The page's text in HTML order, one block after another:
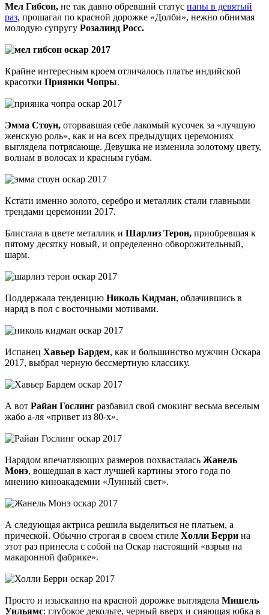
Мел Гибсон, не так давно обревший статус папы в девятый
раз, прошагал по красной дорожке «Долби», нежно обнимая
молодую супругу Розалинд Росс.
Крайне интересным кроем отличалось платье индийской
красотки Приянки Чопры.
Эмма Стоун, оторвавшая себе лакомый кусочек за «лучшую
женскую роль», как и на всех предыдущих церемониях
выглядела потрясающе. Девушка не изменила золотому цвету,
волнам в волосах и красным губам.
Кстати именно золото, серебро и металлик стали главными
трендами церемонии 2017.
Блистала в цвете металлик и Шарлиз Терон, приобревшая к
пятому десятку новый, и определенно обворожительный,
шарм.
Поддержала тенденцию Николь Кидман, облачившись в
наряд в пол с восточными мотивами.
Испанец Хавьер Бардем, как и большинство мужчин Оскара
2017, выбрал черную бессмертную классику.
А вот Райан Гослинг разбавил свой смокинг весьма веселым
жабо а-ля «привет из 80-х».
Нарядом впечатляющих размеров похвасталась Жанель
Монэ, вошедшая в каст лучшей картины этого года по
мнению киноакадемии «Лунный свет».
А следующая актриса решила выделиться не платьем, а
прической. Обычно строгая в своем стиле Холли Берри на
этот раз принесла с собой на Оскар настоящий «взрыв на
макаронной фабрике».
Просто и изысканно на красной дорожке выглядела Мишель
Уильямс: глубокое декольте, черный вверх и сияющая юбка в